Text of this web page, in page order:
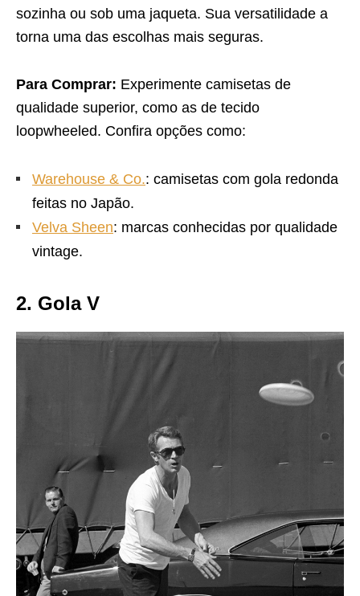
sozinha ou sob uma jaqueta. Sua versatilidade a
torna uma das escolhas mais seguras.
Para Comprar: Experimente camisetas de
qualidade superior, como as de tecido
loopwheeled. Confira opções como:
Warehouse & Co.: camisetas com gola redonda
feitas no Japão.
Velva Sheen: marcas conhecidas por qualidade
vintage.
2. Gola V